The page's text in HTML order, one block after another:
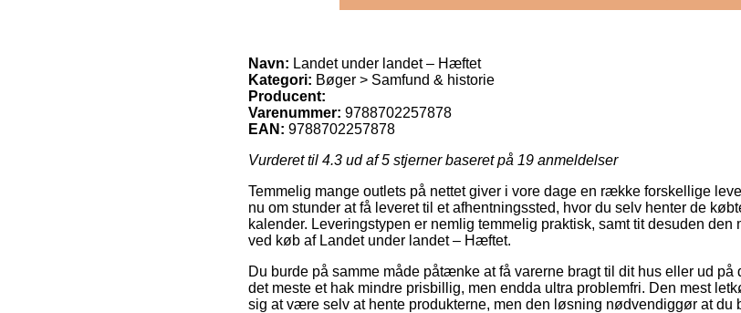
Navn: Landet under landet – Hæftet
Kategori: Bøger > Samfund & historie
Producent:
Varenummer: 9788702257878
EAN: 9788702257878
Vurderet til 4.3 ud af 5 stjerner baseret på 19 anmeldelser
Temmelig mange outlets på nettet giver i vore dage en række forskellige
nu om stunder at få leveret til et afhentningssted, hvor du selv henter de
kalender. Leveringstypen er nemlig temmelig praktisk, samt tit desuden
ved køb af Landet under landet – Hæftet.
Du burde på samme måde påtænke at få varerne bragt til dit hus eller ud
det meste et hak mindre prisbillig, men endda ultra problemfri. Den mest
sig at være selv at hente produkterne, men den løsning nødvendiggør at du